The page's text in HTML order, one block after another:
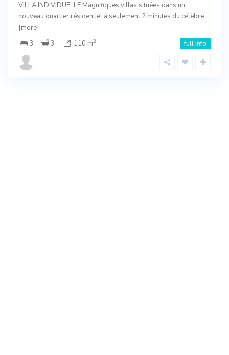
VILLA INDIVIDUELLE Magnifiques villas situées dans un
nouveau quartier résidentiel à seulement 2 minutes du célèbre
[more]
3
3 110 m2 full info